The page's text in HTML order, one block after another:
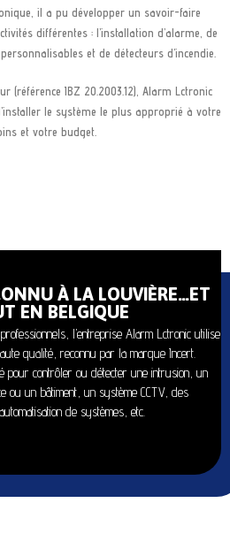
il a pu développer un savoir-faire
différentes : l’installation d’alarme, de
et de détecteurs d’incendie.
(référence IBZ 20.2003.12), Alarm Lctronic
le système le plus approprié à votre
et votre budget.
À LA LOUVIÈRE…ET
EN BELGIQUE
l’entreprise Alarm Lctronic utilise
qualité, reconnu par la marque Incert.
pour contrôler ou détecter une intrusion, un
ou un bâtiment, un système CCTV, des
de systèmes, etc.